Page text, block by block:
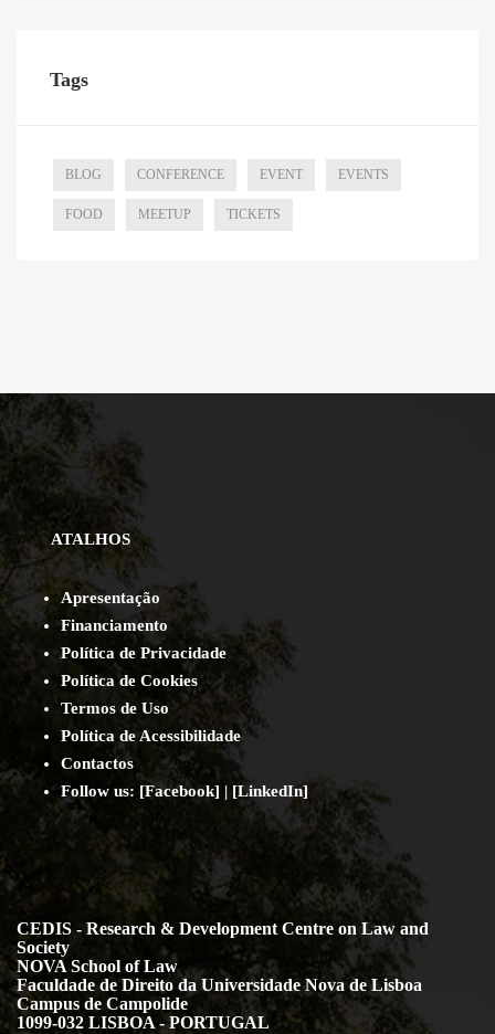
Tags
BLOG CONFERENCE EVENT EVENTS
FOOD MEETUP TICKETS
ATALHOS
Apresentação
Financiamento
Política de Privacidade
Política de Cookies
Termos de Uso
Política de Acessibilidade
Contactos
Follow us: [Facebook] | [LinkedIn]
CEDIS - Research & Development Centre on Law and
Society
NOVA School of Law
Faculdade de Direito da Universidade Nova de Lisboa
Campus de Campolide
1099-032 LISBOA - PORTUGAL